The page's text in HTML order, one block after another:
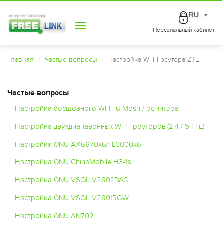
Toggle
Персональный кабинет
RU ▼
Главная Частые вопросы Настройка WI-Fi роутера ZTE
Частые вопросы
Настройка бесшовного Wi-Fi 6 Mesh / репитера
Настройка двухдиапазонных Wi-Fi роутеров (2.4 / 5 ГГц)
Настройка ONU AX6670x6/FL3000x6
Настройка ONU ChinaMobile H3-1s
Настройка ONU VSOL V2802DAC
Настройка ONU VSOL V2801RGW
Настройка ONU AN702